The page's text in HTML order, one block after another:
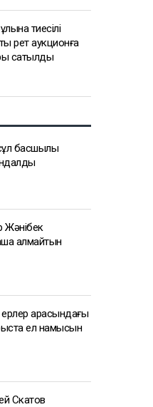
тиесілі
рет аукционға
сатылды
басшылық
Жәнібек
алмайтын
арасындағы
ел намысын
Скатов